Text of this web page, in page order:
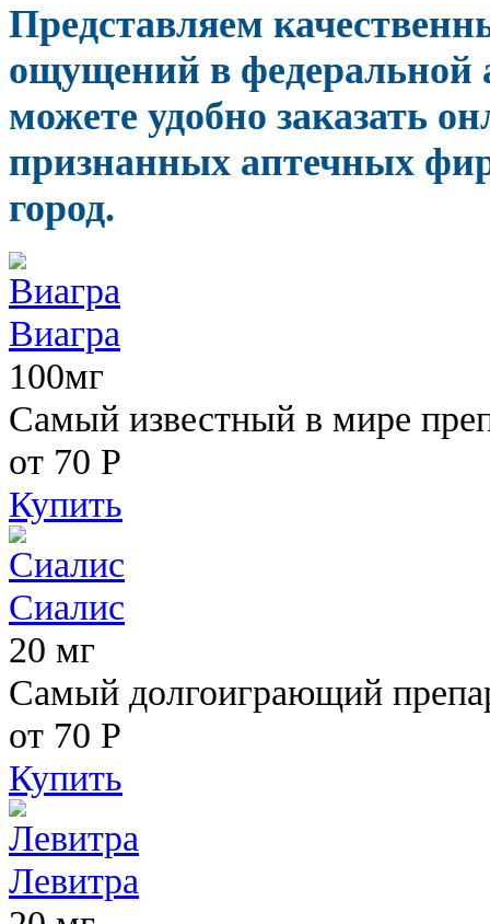
Представляем
ощущений в федеральной
можете удобно заказать
признанных аптечных
город.
Виагра
100мг
Самый известный в мире
от 70 Р
Купить
Сиалис
20 мг
Самый долгоиграющий
от 70 Р
Купить
Левитра